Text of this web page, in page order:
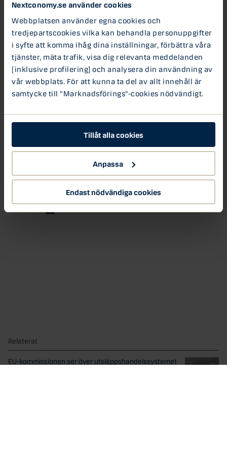
Nextconomy.se använder cookies
Webbplatsen använder egna cookies och
tredjepartscookies vilka kan behandla personuppgifter
i syfte att komma ihåg dina inställningar, förbättra våra
tjänster, mäta trafik, visa dig relevanta meddelanden
(inklusive profilering) och analysera din användning av
vår webbplats. För att kunna ta del av allt innehåll är
samtycke till "Marknadsförings"-cookies nödvändigt.
Tillåt alla cookies
Anpassa
Endast nödvändiga cookies
produktivitet ett problem för företag, anställda och
samhället i stort. Finns det inte produktivitetstillväxt
stannar hjulen upp!
Grön energi ökar produktiviteten
Den teknologiska utvecklingen har först de senaste åren
möjliggjort en storskalig implementering av grön energi.
Till skillnad från de flesta andra traditionella/bruna
framsteg inom grön, hållbar energi nästan garanterade.
I samma takt som de teknologiska framstegen skjutit
fart, har kostnaden för att producera grön energi minskat.
Tillsammans har dessa två effekter – volymökning och
prissänkningar – lagt grunden för en lång period av högre
produktivitetstillväxt.
Relaterat
EU-kommissionen ser över utsläppshandelssystemet